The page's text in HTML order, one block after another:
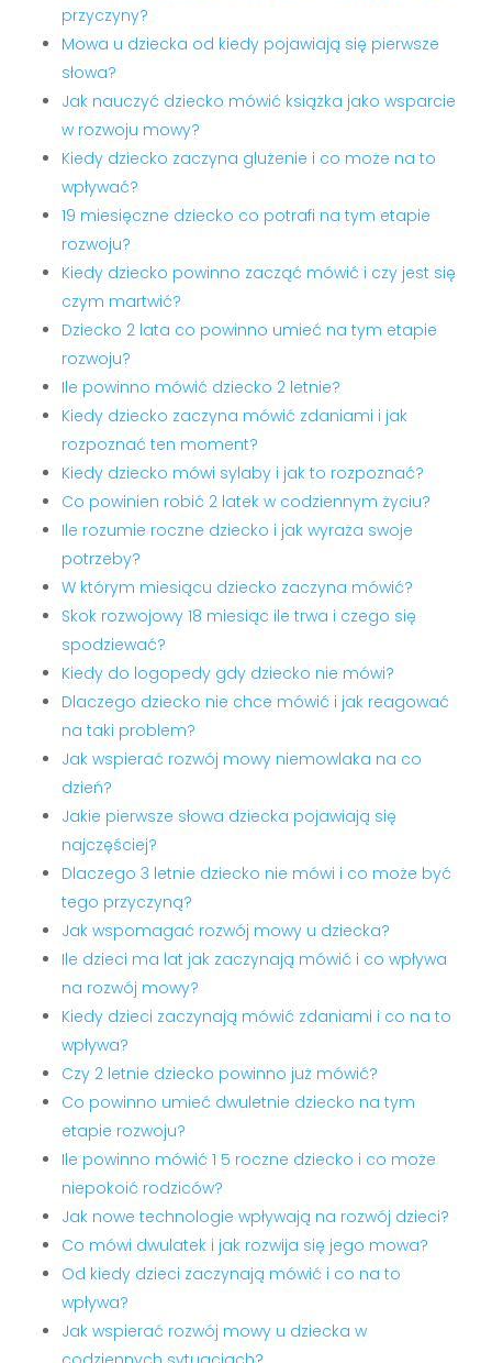
przyczyny?
Mowa u dziecka od kiedy pojawiają się pierwsze
słowa?
Jak nauczyć dziecko mówić książka jako wsparcie
w rozwoju mowy?
Kiedy dziecko zaczyna glużenie i co może na to
wpływać?
19 miesięczne dziecko co potrafi na tym etapie
rozwoju?
Kiedy dziecko powinno zacząć mówić i czy jest się
czym martwić?
Dziecko 2 lata co powinno umieć na tym etapie
rozwoju?
Ile powinno mówić dziecko 2 letnie?
Kiedy dziecko zaczyna mówić zdaniami i jak
rozpoznać ten moment?
Kiedy dziecko mówi sylaby i jak to rozpoznać?
Co powinien robić 2 latek w codziennym życiu?
Ile rozumie roczne dziecko i jak wyraża swoje
potrzeby?
W którym miesiącu dziecko zaczyna mówić?
Skok rozwojowy 18 miesiąc ile trwa i czego się
spodziewać?
Kiedy do logopedy gdy dziecko nie mówi?
Dlaczego dziecko nie chce mówić i jak reagować
na taki problem?
Jak wspierać rozwój mowy niemowlaka na co
dzień?
Jakie pierwsze słowa dziecka pojawiają się
najczęściej?
Dlaczego 3 letnie dziecko nie mówi i co może być
tego przyczyną?
Jak wspomagać rozwój mowy u dziecka?
Ile dzieci ma lat jak zaczynają mówić i co wpływa
na rozwój mowy?
Kiedy dzieci zaczynają mówić zdaniami i co na to
wpływa?
Czy 2 letnie dziecko powinno już mówić?
Co powinno umieć dwuletnie dziecko na tym
etapie rozwoju?
Ile powinno mówić 1 5 roczne dziecko i co może
niepokoić rodziców?
Jak nowe technologie wpływają na rozwój dzieci?
Co mówi dwulatek i jak rozwija się jego mowa?
Od kiedy dzieci zaczynają mówić i co na to
wpływa?
Jak wspierać rozwój mowy u dziecka w